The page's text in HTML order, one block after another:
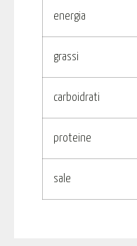
energia
grassi
carboidrati
proteine
sale